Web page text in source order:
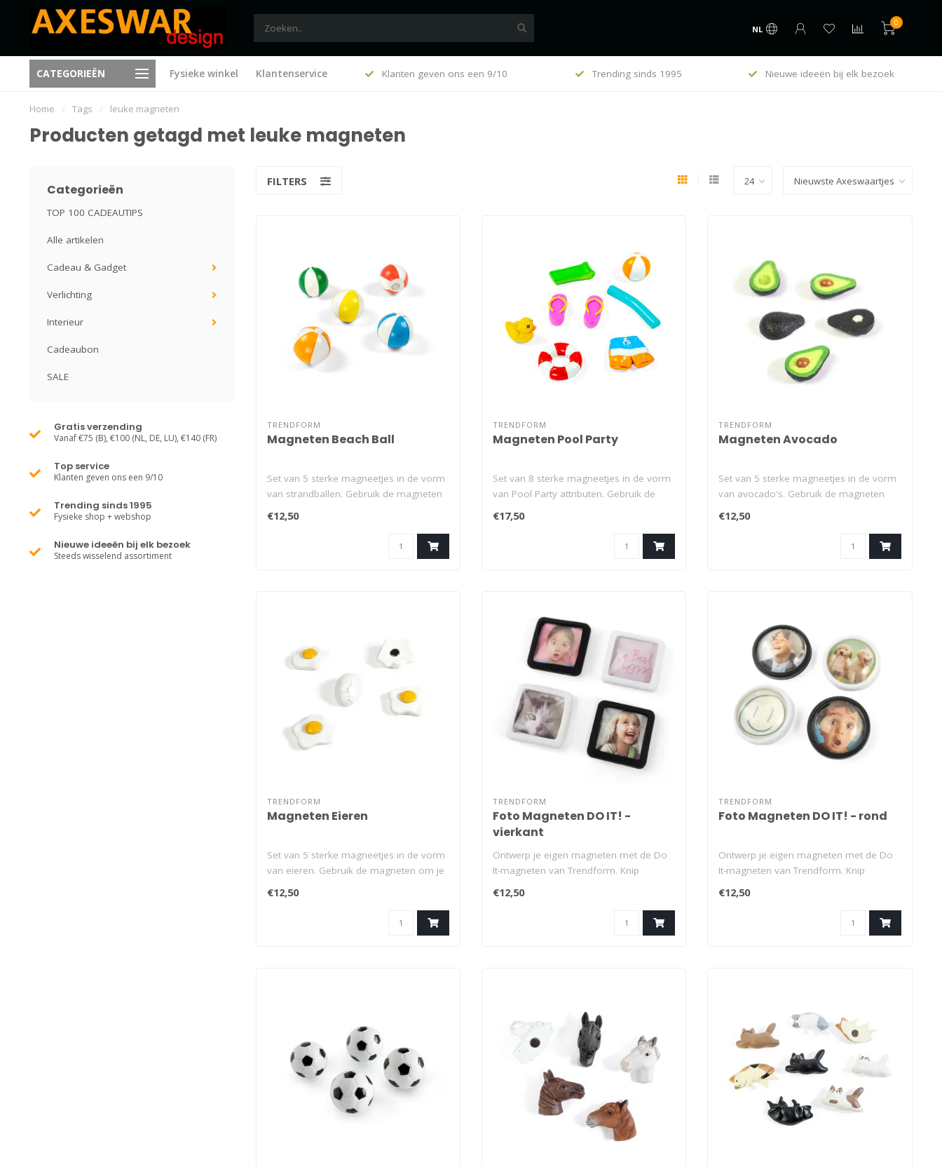
NL
0
CATEGORIEËN Fysieke winkel Klantenservice
ideeën bij elk bezoek
Free shipping vanaf €75 (B), €100
(NL)
Klanten geven ons een 9/10 Trending sinds 1995 Nieuwe ideeën bij elk bezoek
Home / Tags / leuke magneten
Producten getagd met leuke magneten
Categorieën
TOP 100 CADEAUTIPS
Alle artikelen
Cadeau & Gadget
Verlichting
Interieur
Cadeaubon
SALE
Gratis verzending
Vanaf €75 (B), €100 (NL, DE, LU), €140 (FR)
Top service
Klanten geven ons een 9/10
Trending sinds 1995
Fysieke shop + webshop
Nieuwe ideeën bij elk bezoek
Steeds wisselend assortiment
FILTERS
TRENDFORM
Magneten Beach Ball
Set van 5 sterke magneetjes in de vorm
van strandballen. Gebruik de magneten
€12,50
TRENDFORM
Magneten Pool Party
Set van 8 sterke magneetjes in de vorm
van Pool Party attributen. Gebruik de
€17,50
TRENDFORM
Magneten Avocado
Set van 5 sterke magneetjes in de vorm
van avocado's. Gebruik de magneten
€12,50
TRENDFORM
Magneten Eieren
Set van 5 sterke magneetjes in de vorm
van eieren. Gebruik de magneten om je
€12,50
TRENDFORM
Foto Magneten DO IT! -
vierkant
Ontwerp je eigen magneten met de Do
It-magneten van Trendform. Knip
€12,50
TRENDFORM
Foto Magneten DO IT! - rond
Ontwerp je eigen magneten met de Do
It-magneten van Trendform. Knip
€12,50